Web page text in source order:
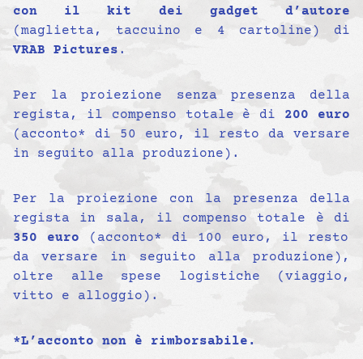
con il kit dei gadget d’autore
(maglietta, taccuino e 4 cartoline) di
VRAB Pictures .
Per la proiezione senza presenza della
regista, il compenso totale è di 200 euro
(acconto* di 50 euro, il resto da versare
in seguito alla produzione).
Per la proiezione con la presenza della
regista in sala, il compenso totale è di
350 euro (acconto* di 100 euro, il resto
da versare in seguito alla produzione),
oltre alle spese logistiche (viaggio,
vitto e alloggio).
*L’acconto non è rimborsabile.